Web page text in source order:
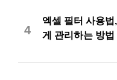
4
엑셀 필터 사용
게 관리하는 방법